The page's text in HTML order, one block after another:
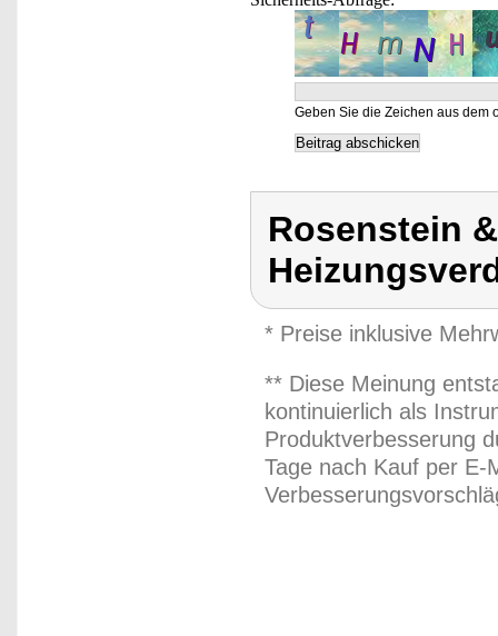
Geben Sie die Zeichen aus dem
Rosenstein
* Preise inklusive
** Diese Meinung
kontinuierlich als
Produktverbesserung
Tage nach Kauf per E-